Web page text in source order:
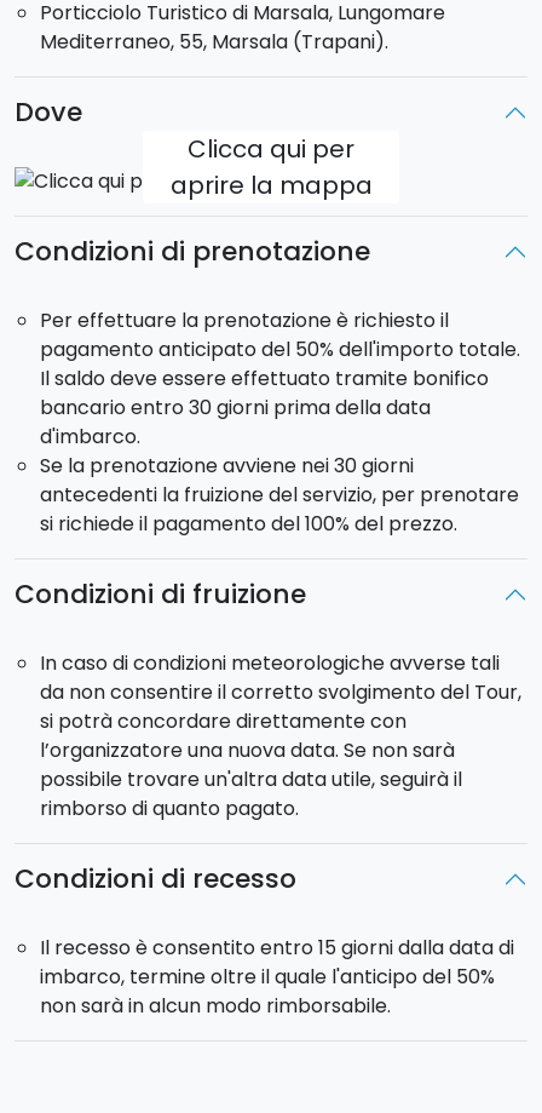
Modello imbarcazione: Dufour 525 GL
Noleggio in formula Cabin Charter. L' imbarcazione
dispone
più 2 posti in dinette
e 4 bagni.
Max10 ospiti a bordo.
Loskipper è inclusonell'offerta.
Partenza:imbarco previsto dalPorto di Marsala
il
sabato alle ore 17:00.
Porticciolo Turistico di Marsala, Lungomare
Mediterraneo, 55, Marsala (Trapani).
Dove
Clicca qui per
aprire la mappa
Condizioni di prenotazione
Per effettuare la prenotazione è richiesto il
pagamento anticipato del 50% dell'importo totale.
Il saldo deve essere effettuato tramite bonifico
bancario entro 30 giorni prima della data
d'imbarco.
Se la prenotazione avviene nei 30 giorni
antecedenti la fruizione del servizio, per prenotare
si richiede il pagamento del 100% del prezzo.
Condizioni di fruizione
In caso di condizioni meteorologiche avverse tali
da non consentire il corretto svolgimento del Tour,
si potrà concordare direttamente con
l’organizzatore una nuova data. Se non sarà
possibile trovare un'altra data utile, seguirà il
rimborso di quanto pagato.
Condizioni di recesso
Il recesso è consentito entro 15 giorni dalla data di
imbarco, termine oltre il quale l'anticipo del 50%
non sarà in alcun modo rimborsabile.